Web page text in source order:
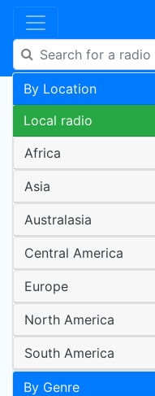
By Location
Local radio
Africa
Asia
Australasia
Central America
Europe
North America
South America
By Genre